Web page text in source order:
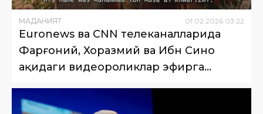
МАДАНИЯТ 01 02 2026 03:22
Euronews ва СNN телеканалларида
Фарғоний, Хоразмий ва Ибн Сино
ҳақидаги видеороликлар эфирга